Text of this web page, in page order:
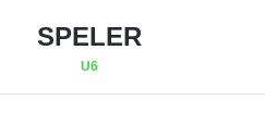
SPELER
U6